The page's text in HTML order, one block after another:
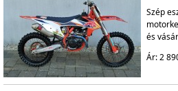
Szép
és
Ár: 2